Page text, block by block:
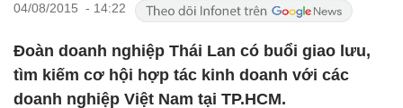
04/08/2015 - 14:22
Đoàn doanh nghiệp Thái Lan có buổi giao lưu,
tìm kiếm cơ hội hợp tác kinh doanh với các
doanh nghiệp Việt Nam tại TP.HCM.